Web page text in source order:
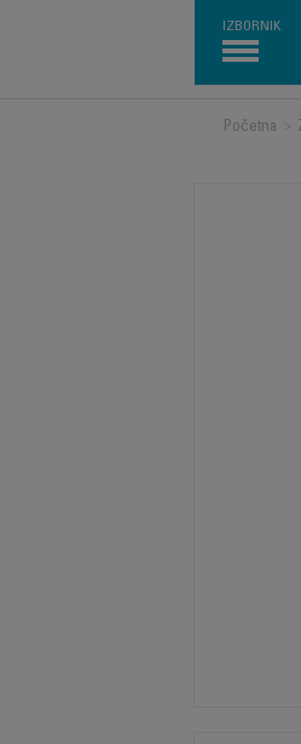
IZBORNIK
Početna